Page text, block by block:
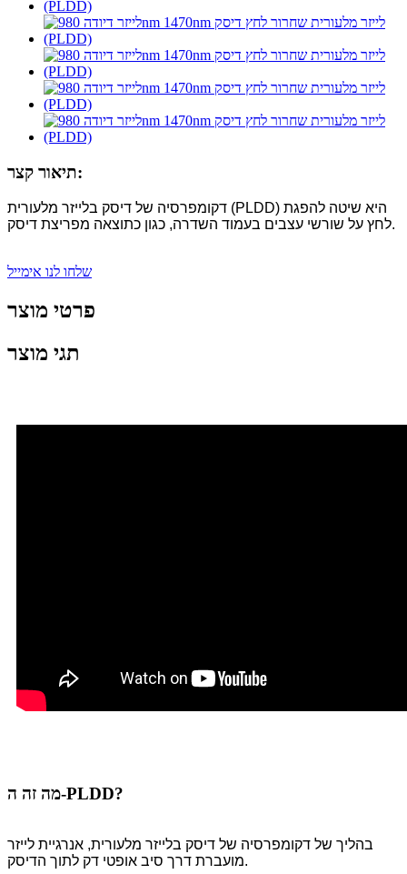
תיאור קצר:
דקומפרסיה של דיסק בלייזר מלעורית (PLDD) היא שיטה להפגת
לחץ על שורשי עצבים בעמוד השדרה, כגון כתוצאה מפריצת דיסק.
שלחו לנו אימייל
פרטי מוצר
תגי מוצר
מה זה ה-PLDD?
בהליך של דקומפרסיה של דיסק בלייזר מלעורית, אנרגיית לייזר
מועברת דרך סיב אופטי דק לתוך הדיסק.